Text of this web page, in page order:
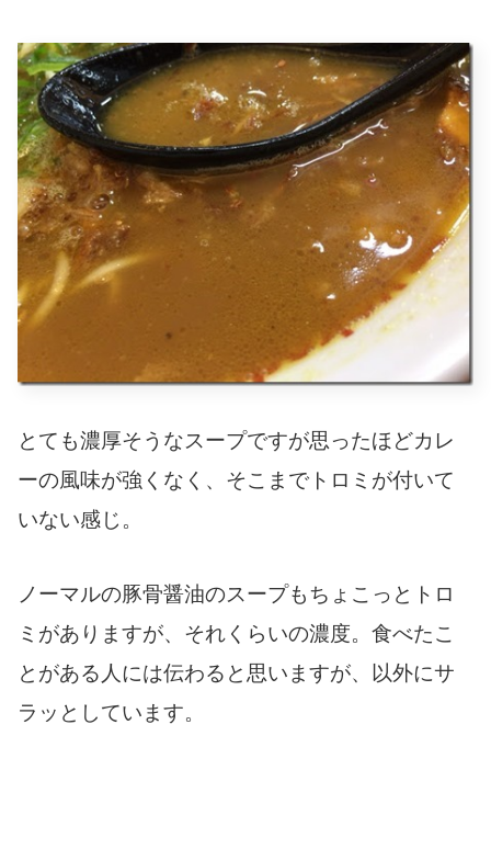
とても濃厚そうなスープですが思ったほどカレ
ーの風味が強くなく、そこまでトロミが付いて
いない感じ。
ノーマルの豚骨醤油のスープもちょこっとトロ
ミがありますが、それくらいの濃度。食べたこ
とがある人には伝わると思いますが、以外にサ
ラッとしています。